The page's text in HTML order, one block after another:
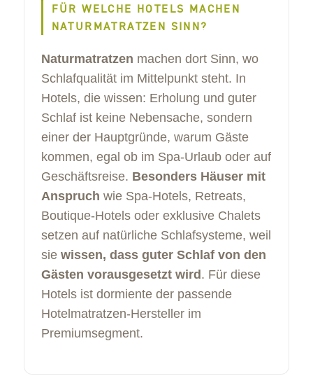
FÜR WELCHE HOTELS MACHEN
NATURMATRATZEN SINN?
Naturmatratzen machen dort Sinn, wo
Schlafqualität im Mittelpunkt steht. In
Hotels, die wissen: Erholung und guter
Schlaf ist keine Nebensache, sondern
einer der Hauptgründe, warum Gäste
kommen, egal ob im Spa-Urlaub oder auf
Geschäftsreise. Besonders Häuser mit
Anspruch wie Spa-Hotels, Retreats,
Boutique-Hotels oder exklusive Chalets
setzen auf natürliche Schlafsysteme, weil
sie wissen, dass guter Schlaf von den
Gästen vorausgesetzt wird. Für diese
Hotels ist dormiente der passende
Hotelmatratzen-Hersteller im
Premiumsegment.